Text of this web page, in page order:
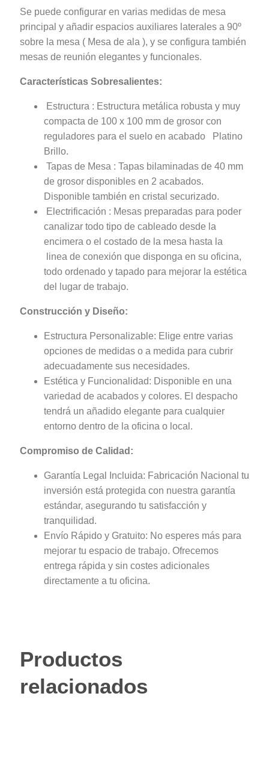
Se puede configurar en varias medidas de mesa
principal y añadir espacios auxiliares laterales a 90º
sobre la mesa ( Mesa de ala ), y se configura también
mesas de reunión elegantes y funcionales.
Características Sobresalientes:
Estructura : Estructura metálica robusta y muy
compacta de 100 x 100 mm de grosor con
reguladores para el suelo en acabado Platino
Brillo.
Tapas de Mesa : Tapas bilaminadas de 40 mm
de grosor disponibles en 2 acabados.
Disponible también en cristal securizado.
Electrificación : Mesas preparadas para poder
canalizar todo tipo de cableado desde la
encimera o el costado de la mesa hasta la
linea de conexión que disponga en su oficina,
todo ordenado y tapado para mejorar la estética
del lugar de trabajo.
Construcción y Diseño:
Estructura Personalizable: Elige entre varias
opciones de medidas o a medida para cubrir
adecuadamente sus necesidades.
Estética y Funcionalidad: Disponible en una
variedad de acabados y colores. El despacho
tendrá un añadido elegante para cualquier
entorno dentro de la oficina o local.
Compromiso de Calidad:
Garantía Legal Incluida: Fabricación Nacional tu
inversión está protegida con nuestra garantía
estándar, asegurando tu satisfacción y
tranquilidad.
Envío Rápido y Gratuito: No esperes más para
mejorar tu espacio de trabajo. Ofrecemos
entrega rápida y sin costes adicionales
directamente a tu oficina.
Productos
relacionados